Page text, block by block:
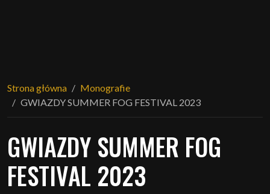
Strona główna
Monografie
GWIAZDY SUMMER FOG FESTIVAL 2023
GWIAZDY SUMMER FOG
FESTIVAL 2023